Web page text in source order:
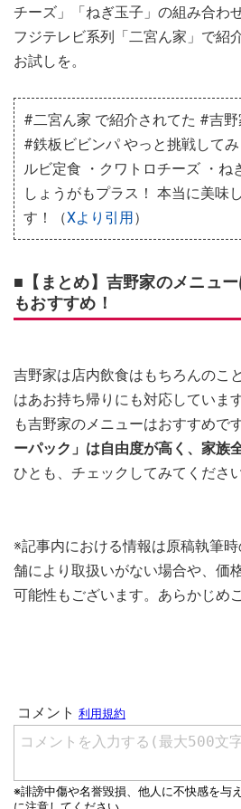
チーズ」「ねぎ玉子」の組み合わ
フジテレビ系列「二宮ん家」で紹
お試しを。
#二宮ん家 で紹介されてた #吉
#鉄板ビビンパ やっと挑戦して
ルビ定食 ・クワトロチーズ ・ね
しょうがもプラス！ 本当に美味
す！（Xより引用）
■【まとめ】吉野家のメニュ
もおすすめ！
吉野家は店内飲食はもちろんのこ
はあお持ち帰りにも対応していま
も吉野家のメニューはおすすめです
ーパック」は自由度が高く、家族
ひとも、チェックしてみてください
※記事内における情報は原稿執筆
舗により取扱いがない場合や、価
可能性もございます。あらかじめ